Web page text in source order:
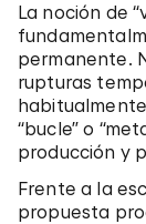
La noción de
permanente.
rupturas
“bucle” o
producción y
Frente a la
propuesta